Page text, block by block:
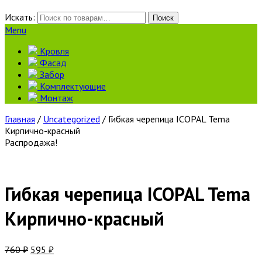
Искать:
Поиск
Menu
Кровля
Фасад
Забор
Комплектующие
Монтаж
Главная / Uncategorized / Гибкая черепица ICOPAL Tema
Кирпично-красный
Распродажа!
Гибкая черепица ICOPAL Tema
Кирпично-красный
760₽ 595 ₽